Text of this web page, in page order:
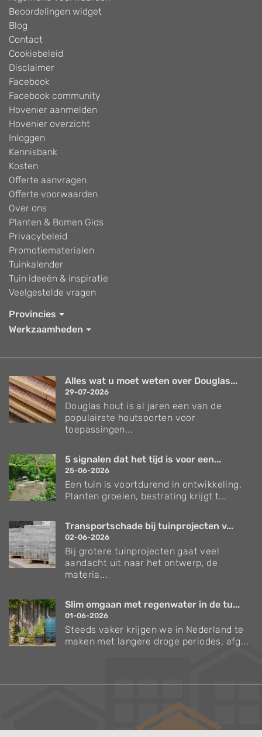
Beoordelingen widget
Blog
Contact
Cookiebeleid
Disclaimer
Facebook
Facebook community
Hovenier aanmelden
Hovenier overzicht
Inloggen
Kennisbank
Kosten
Offerte aanvragen
Offerte voorwaarden
Over ons
Planten & Bomen Gids
Privacybeleid
Promotiematerialen
Tuinkalender
Tuin ideeën & inspiratie
Veelgestelde vragen
Provincies
Werkzaamheden
Alles wat u moet weten over Douglas...
29-07-2026
Douglas hout is al jaren een van de
populairste houtsoorten voor
toepassingen...
5 signalen dat het tijd is voor een...
25-06-2026
Een tuin is voortdurend in ontwikkeling.
Planten groeien, bestrating krijgt t...
Transportschade bij tuinprojecten v...
02-06-2026
Bij grotere tuinprojecten gaat veel
aandacht uit naar het ontwerp, de
materia...
Slim omgaan met regenwater in de tu...
01-06-2026
Steeds vaker krijgen we in Nederland te
maken met langere droge periodes, afg...